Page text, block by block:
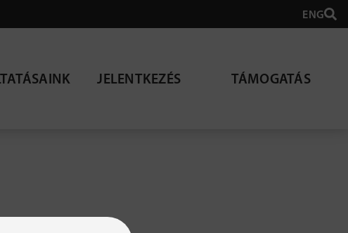
ENG
JELENTKEZÉS TÁMOGATÁS